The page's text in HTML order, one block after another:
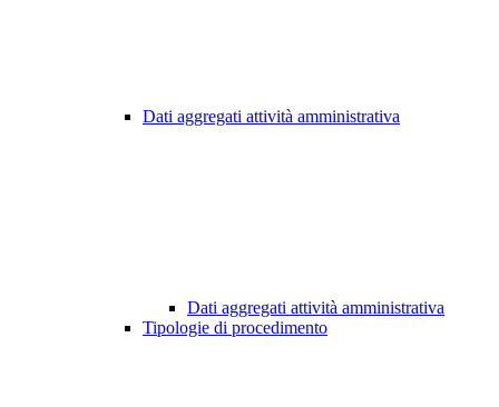
Dati aggregati attività amministrativa
Dati aggregati attività amministrativa
Tipologie di procedimento